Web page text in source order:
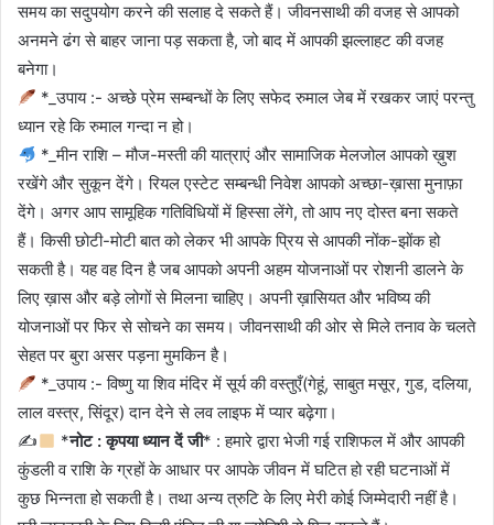
समय का सदुपयोग करने की सलाह दे सकते हैं। जीवनसाथी की वजह से आपको
अनमने ढंग से बाहर जाना पड़ सकता है, जो बाद में आपकी झल्लाहट की वजह
बनेगा।
*_उपाय :- अच्छे प्रेम सम्बन्धों के लिए सफेद रुमाल जेब में रखकर जाएं परन्तु
ध्यान रहे कि रुमाल गन्दा न हो।
*_मीन राशि – मौज-मस्ती की यात्राएं और सामाजिक मेलजोल आपको ख़ुश
रखेंगे और सुकून देंगे। रियल एस्टेट सम्बन्धी निवेश आपको अच्छा-ख़ासा मुनाफ़ा
देंगे। अगर आप सामूहिक गतिविधियों में हिस्सा लेंगे, तो आप नए दोस्त बना सकते
हैं। किसी छोटी-मोटी बात को लेकर भी आपके प्रिय से आपकी नोंक-झोंक हो
सकती है। यह वह दिन है जब आपको अपनी अहम योजनाओं पर रोशनी डालने के
लिए ख़ास और बड़े लोगों से मिलना चाहिए। अपनी ख़ासियत और भविष्य की
योजनाओं पर फिर से सोचने का समय। जीवनसाथी की ओर से मिले तनाव के चलते
सेहत पर बुरा असर पड़ना मुमकिन है।
*_उपाय :- विष्णु या शिव मंदिर में सूर्य की वस्तुएँ(गेहूं, साबुत मसूर, गुड, दलिया,
लाल वस्त्र, सिंदूर) दान देने से लव लाइफ में प्यार बढ़ेगा।
✍
*नोट : कृपया ध्यान दें जी* : हमारे द्वारा भेजी गई राशिफल में और आपकी
कुंडली व राशि के ग्रहों के आधार पर आपके जीवन में घटित हो रही घटनाओं में
कुछ भिन्नता हो सकती है। तथा अन्य त्रुटि के लिए मेरी कोई जिम्मेदारी नहीं है।